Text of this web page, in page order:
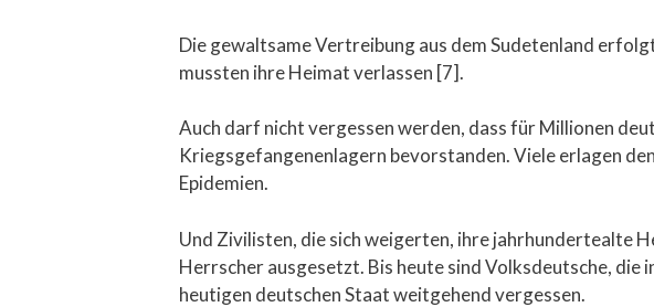
Die gewaltsame Vertreibung aus dem Sudetenland
mussten ihre Heimat verlassen [7].
Auch darf nicht vergessen werden, dass für Millionen
Kriegsgefangenenlagern bevorstanden. Viele erlagen
Epidemien.
Und Zivilisten, die sich weigerten, ihre jahrhundertealte
Herrscher ausgesetzt. Bis heute sind Volksdeutsche,
heutigen deutschen Staat weitgehend vergessen.